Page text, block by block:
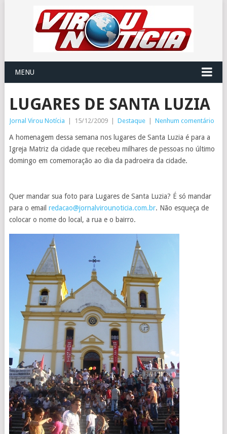
MENU
LUGARES DE SANTA LUZIA
Jornal Virou Notícia 15/12/2009 Destaque Nenhum comentário
A homenagem dessa semana nos lugares de Santa Luzia é para a
Igreja Matriz da cidade que recebeu milhares de pessoas no último
domingo em comemoração ao dia da padroeira da cidade.
Quer mandar sua foto para Lugares de Santa Luzia? É só mandar
para o email redacao@jornalvirounoticia.com.br. Não esqueça de
colocar o nome do local, a rua e o bairro.